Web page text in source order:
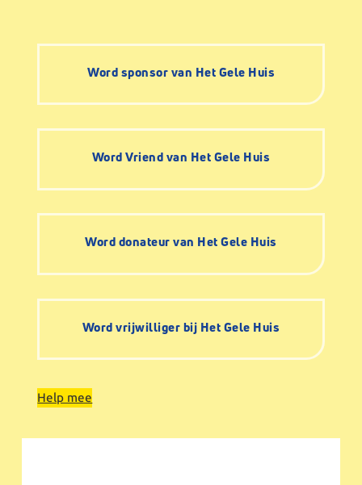
Word sponsor van Het Gele Huis
Word Vriend van Het Gele Huis
Word donateur van Het Gele Huis
Word vrijwilliger bij Het Gele Huis
Help mee